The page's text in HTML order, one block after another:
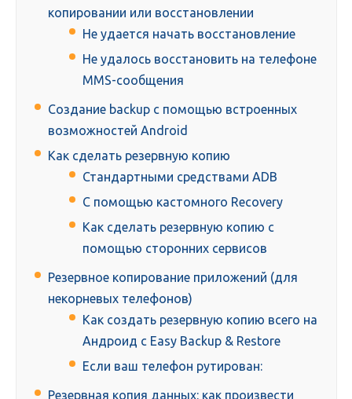
копировании или восстановлении
Не удается начать восстановление
Не удалось восстановить на телефоне
MMS-сообщения
Создание backup с помощью встроенных
возможностей Android
Как сделать резервную копию
Стандартными средствами ADB
С помощью кастомного Recovery
Как сделать резервную копию с
помощью сторонних сервисов
Резервное копирование приложений (для
некорневых телефонов)
Как создать резервную копию всего на
Андроид с Easy Backup & Restore
Если ваш телефон рутирован:
Резервная копия данных: как произвести